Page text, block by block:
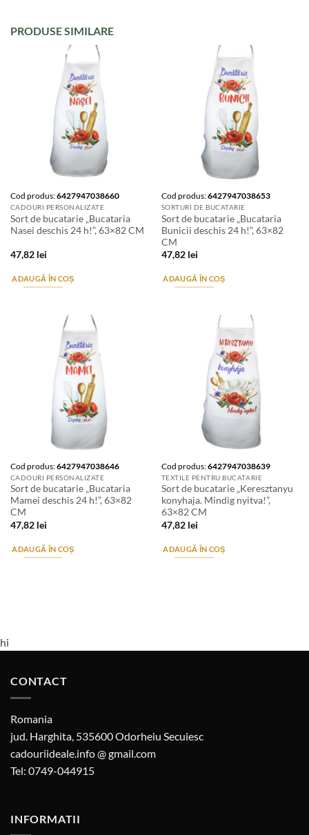
PRODUSE SIMILARE
Cod produs:6427947038660
CADOURI PERSONALIZATE
Sort de bucatarie „Bucataria
Nasei deschis 24 h!”, 63×82 CM
47,82 lei
ADAUGĂ ÎN COȘ
Cod produs:6427947038653
SORTURI DE BUCATARIE
Sort de bucatarie „Bucataria
Bunicii deschis 24 h!”, 63×82
CM
47,82 lei
ADAUGĂ ÎN COȘ
Cod produs:6427947038646
CADOURI PERSONALIZATE
Sort de bucatarie „Bucataria
Mamei deschis 24 h!”, 63×82
CM
47,82 lei
ADAUGĂ ÎN COȘ
Cod produs:6427947038639
TEXTILE PENTRU BUCATARIE
Sort de bucatarie „Keresztanyu
konyhaja. Mindig nyitva!”,
63×82 CM
47,82 lei
ADAUGĂ ÎN COȘ
hi
CONTACT
Romania
jud. Harghita, 535600 Odorheiu Secuiesc
cadouriideale.info @ gmail.com
Tel: 0749-044915
INFORMATII